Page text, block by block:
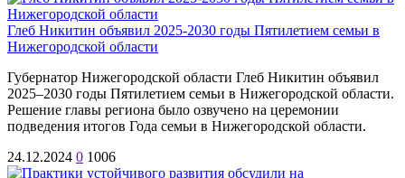
Глеб Никитин объявил 2025-2030 годы Пятилетием семьи в
Нижегородской области
Губернатор Нижегородской области Глеб Никитин объявил
2025–2030 годы Пятилетием семьи в Нижегородской области.
Решение главы региона было озвучено на церемонии
подведения итогов Года семьи в Нижегородской области.
24.12.2024 0 1006